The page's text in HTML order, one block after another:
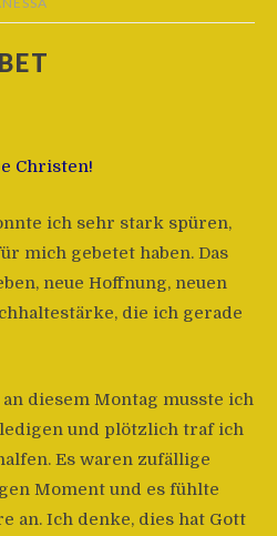
Christen!
ich sehr stark spüren,
mich gebetet haben. Das
neue Hoffnung, neuen
die ich gerade
diesem Montag musste ich
und plötzlich traf ich
Es waren zufällige
Moment und es fühlte
an. Ich denke, dies hat Gott